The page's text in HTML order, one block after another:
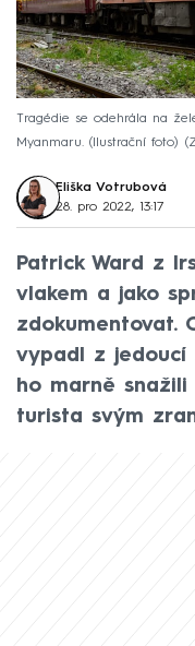
Tragédie se odehrála na
Myanmaru. (Ilustrační foto)
Eliška Votrubová
28. pro 2022, 13:17
Patrick Ward z
vlakem a jako
zdokumentovat.
vypadl z jedoucí
ho marně
turista svým